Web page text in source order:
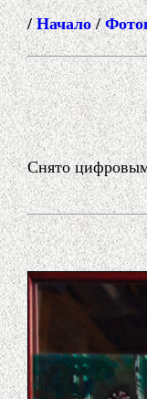
/Начало/
Снято цифровым